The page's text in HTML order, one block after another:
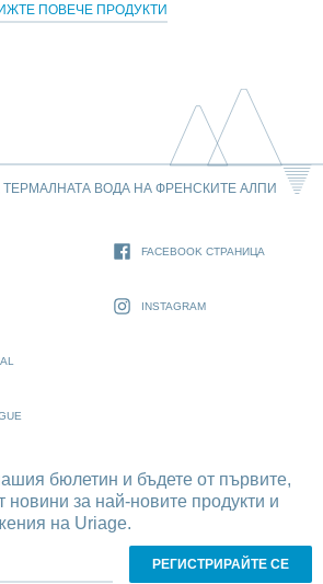
ПОВЕЧЕ ПРОДУКТИ
ТЕРМАЛНАТА ВОДА НА ФРЕНСКИТЕ АЛПИ
FACEBOOK СТРАНИЦА
INSTAGRAM
бюлетин и бъдете от първите,
новини за най-новите продукти и
на Uriage.